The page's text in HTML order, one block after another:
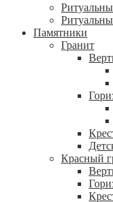
Памятники
Гранит
Красный